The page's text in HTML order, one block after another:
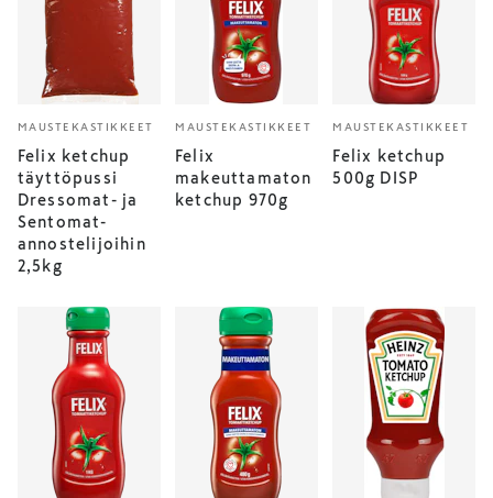
MAUSTEKASTIKKEET
Felix ketchup
täyttöpussi
Dressomat- ja
Sentomat-
annostelijoihin
2,5kg
MAUSTEKASTIKKEET
Felix
makeuttamaton
ketchup 970g
MAUSTEKASTIKKEET
Felix ketchup
500g DISP